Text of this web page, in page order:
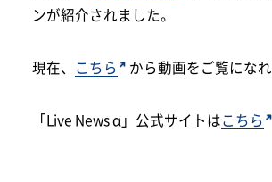
ンが紹介されました。
現在、 こちら から動画をご覧になれ
「Live News α」公式サイトはこちら